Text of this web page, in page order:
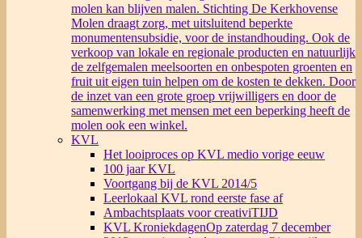
molen kan blijven malen. Stichting De Kerkhovense
Molen draagt zorg, met uitsluitend beperkte
monumentensubsidie, voor de instandhouding. Ook de
verkoop van lokale en regionale producten en natuurlijk
de zelfgemalen meelsoorten en onbespoten groenten en
fruit uit eigen tuin helpen om de kosten te dekken. Door
de inzet van een grote groep vrijwilligers en door de
samenwerking met mensen met een beperking heeft de
molen ook een winkel.
KVL
Het looiproces op KVL medio vorige eeuw
100 jaar KVL
Voortgang bij de KVL 2014/5
Leerlokaal KVL rond eerste fase af
Ambachtsplaats voor creativiTIJD
KVL KroniekdagenOp zaterdag 7 december